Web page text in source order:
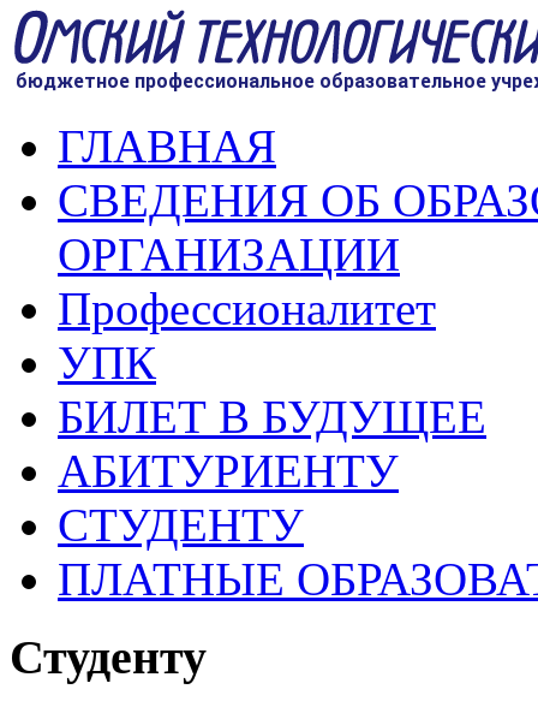
ГЛАВНАЯ
СВЕДЕНИЯ ОБ
ОРГАНИЗАЦИИ
Профессионалитет
УПК
БИЛЕТ В БУДУЩЕЕ
АБИТУРИЕНТУ
СТУДЕНТУ
ПЛАТНЫЕ
Студенту